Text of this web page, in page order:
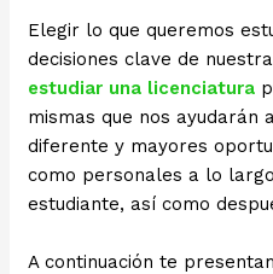
Elegir lo que queremos
decisiones clave de
estudiar una licenciatura
mismas que nos ayudarán
diferente y mayores
como personales a lo
estudiante, así como
A continuación te